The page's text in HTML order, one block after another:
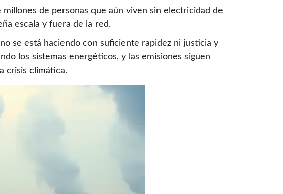
de personas que aún viven sin electricidad de
escala y fuera de la red.
se está haciendo con suficiente rapidez ni justicia y
los sistemas energéticos, y las emisiones siguen
crisis climática.